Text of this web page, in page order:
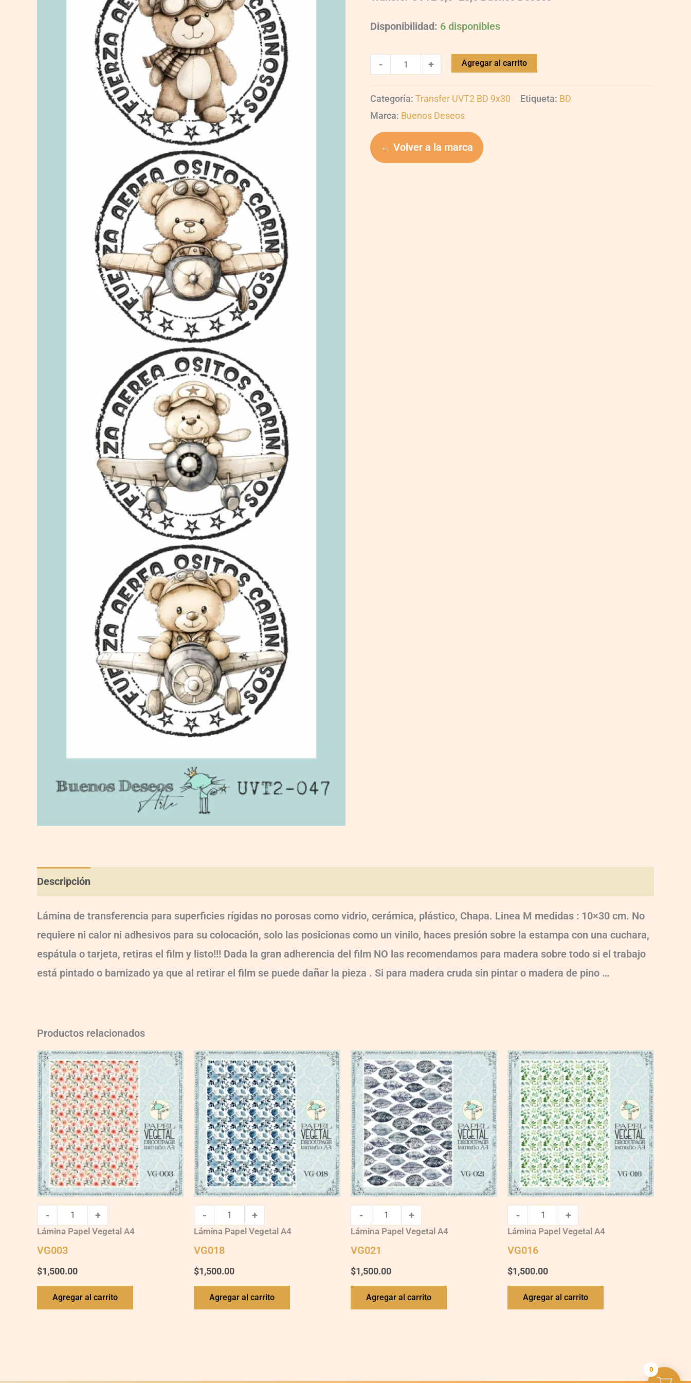
Disponibilidad: 6 disponibles
- + Agregar al carrito
Categoría: Transfer UVT2 BD 9x30 Etiqueta: BD
Marca: Buenos Deseos
← Volver a la marca
Descripción
Lámina de transferencia para superficies rígidas no porosas como vidrio, cerámica, plástico, Chapa. Linea M medidas : 10×30 cm. No
requiere ni calor ni adhesivos para su colocación, solo las posicionas como un vinilo, haces presión sobre la estampa con una cuchara,
espátula o tarjeta, retiras el film y listo!!! Dada la gran adherencia del film NO las recomendamos para madera sobre todo si el trabajo
está pintado o barnizado ya que al retirar el film se puede dañar la pieza . Si para madera cruda sin pintar o madera de pino …
Productos relacionados
VG003
quantity
- +
Lámina Papel Vegetal A4
VG003
$1,500.00
Agregar al carrito
VG018
quantity
- +
Lámina Papel Vegetal A4
VG018
$1,500.00
Agregar al carrito
VG021
quantity
- +
Lámina Papel Vegetal A4
VG021
$1,500.00
Agregar al carrito
VG016
quantity
- +
Lámina Papel Vegetal A4
VG016
$1,500.00
Agregar al carrito
0